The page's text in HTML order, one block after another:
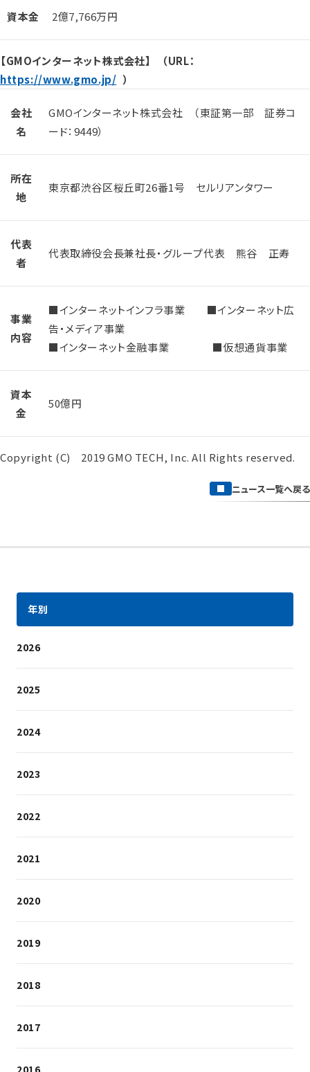
資本金 2億7,766万円
【GMOインターネット株式会社】 （URL：
https://www.gmo.jp/ ）
会社
名
GMOインターネット株式会社 （東証第一部 証券コ
ード：9449）
所在
地
東京都渋谷区桜丘町26番1号 セルリアンタワー
代表
者
代表取締役会長兼社長・グループ代表 熊谷 正寿
事業
内容
■インターネットインフラ事業 ■インターネット広
告・メディア事業
■インターネット金融事業 ■仮想通貨事業
資本
金
50億円
Copyright (C) 2019 GMO TECH, Inc. All Rights reserved.
ニュース一覧へ戻る
年別
2026
2025
2024
2023
2022
2021
2020
2019
2018
2017